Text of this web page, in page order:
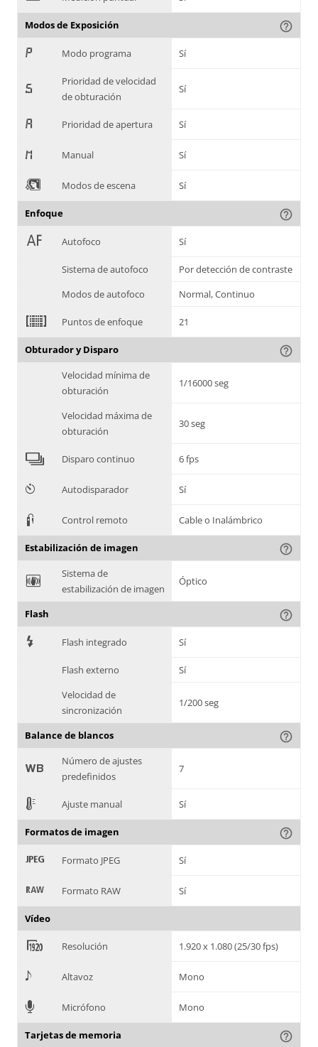
Modos de Exposición help_outline
, Modo programa Sí
-
Prioridad de velocidad
de obturación
Sí
. Prioridad de apertura Sí
/ Manual Sí
0 Modos de escena Sí
Enfoque help_outline
1 Autofoco Sí
Sistema de autofoco
Por detección de contraste
Modos de autofoco
Normal, Continuo
2 Puntos de enfoque 21
Obturador y Disparo help_outline
Velocidad mínima de
obturación
1/16000 seg
Velocidad máxima de
obturación
30 seg
4 Disparo continuo 6 fps
6 Autodisparador Sí
3 Control remoto Cable o Inalámbrico
Estabilización de imagen help_outline
F
Sistema de
estabilización de imagen
Óptico
Flash help_outline
7 Flash integrado Sí
Flash externo
Sí
Velocidad de
sincronización
1/200 seg
Balance de blancos help_outline
9
Número de ajustes
predefinidos
7
E Ajuste manual Sí
Formatos de imagen help_outline
: Formato JPEG Sí
; Formato RAW Sí
Vídeo
< Resolución 1.920 x 1.080 (25/30 fps)
> Altavoz Mono
= Micrófono Mono
Tarjetas de memoria help_outline